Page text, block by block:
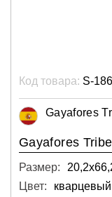
Код товара: S-
Gayafores
Gayafores
Размер:
Цвет: